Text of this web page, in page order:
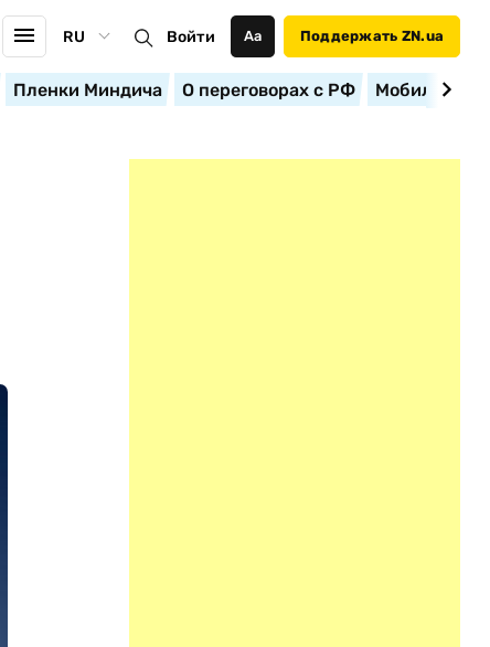
RU Войти Аа Поддержать ZN.ua
Пленки Миндича О переговорах с РФ